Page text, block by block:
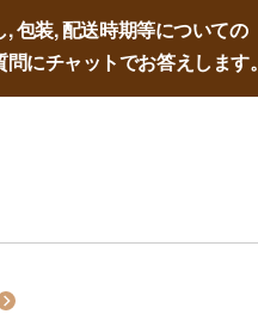
, 包装, 配送時期等についての
問にチャットでお答えします。